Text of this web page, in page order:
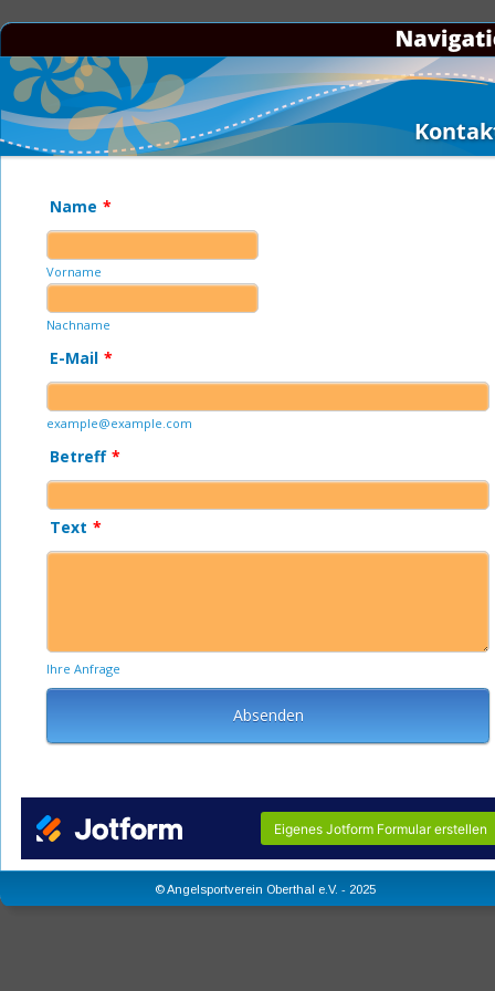
© Angelsportverein Oberthal e.V. - 2025